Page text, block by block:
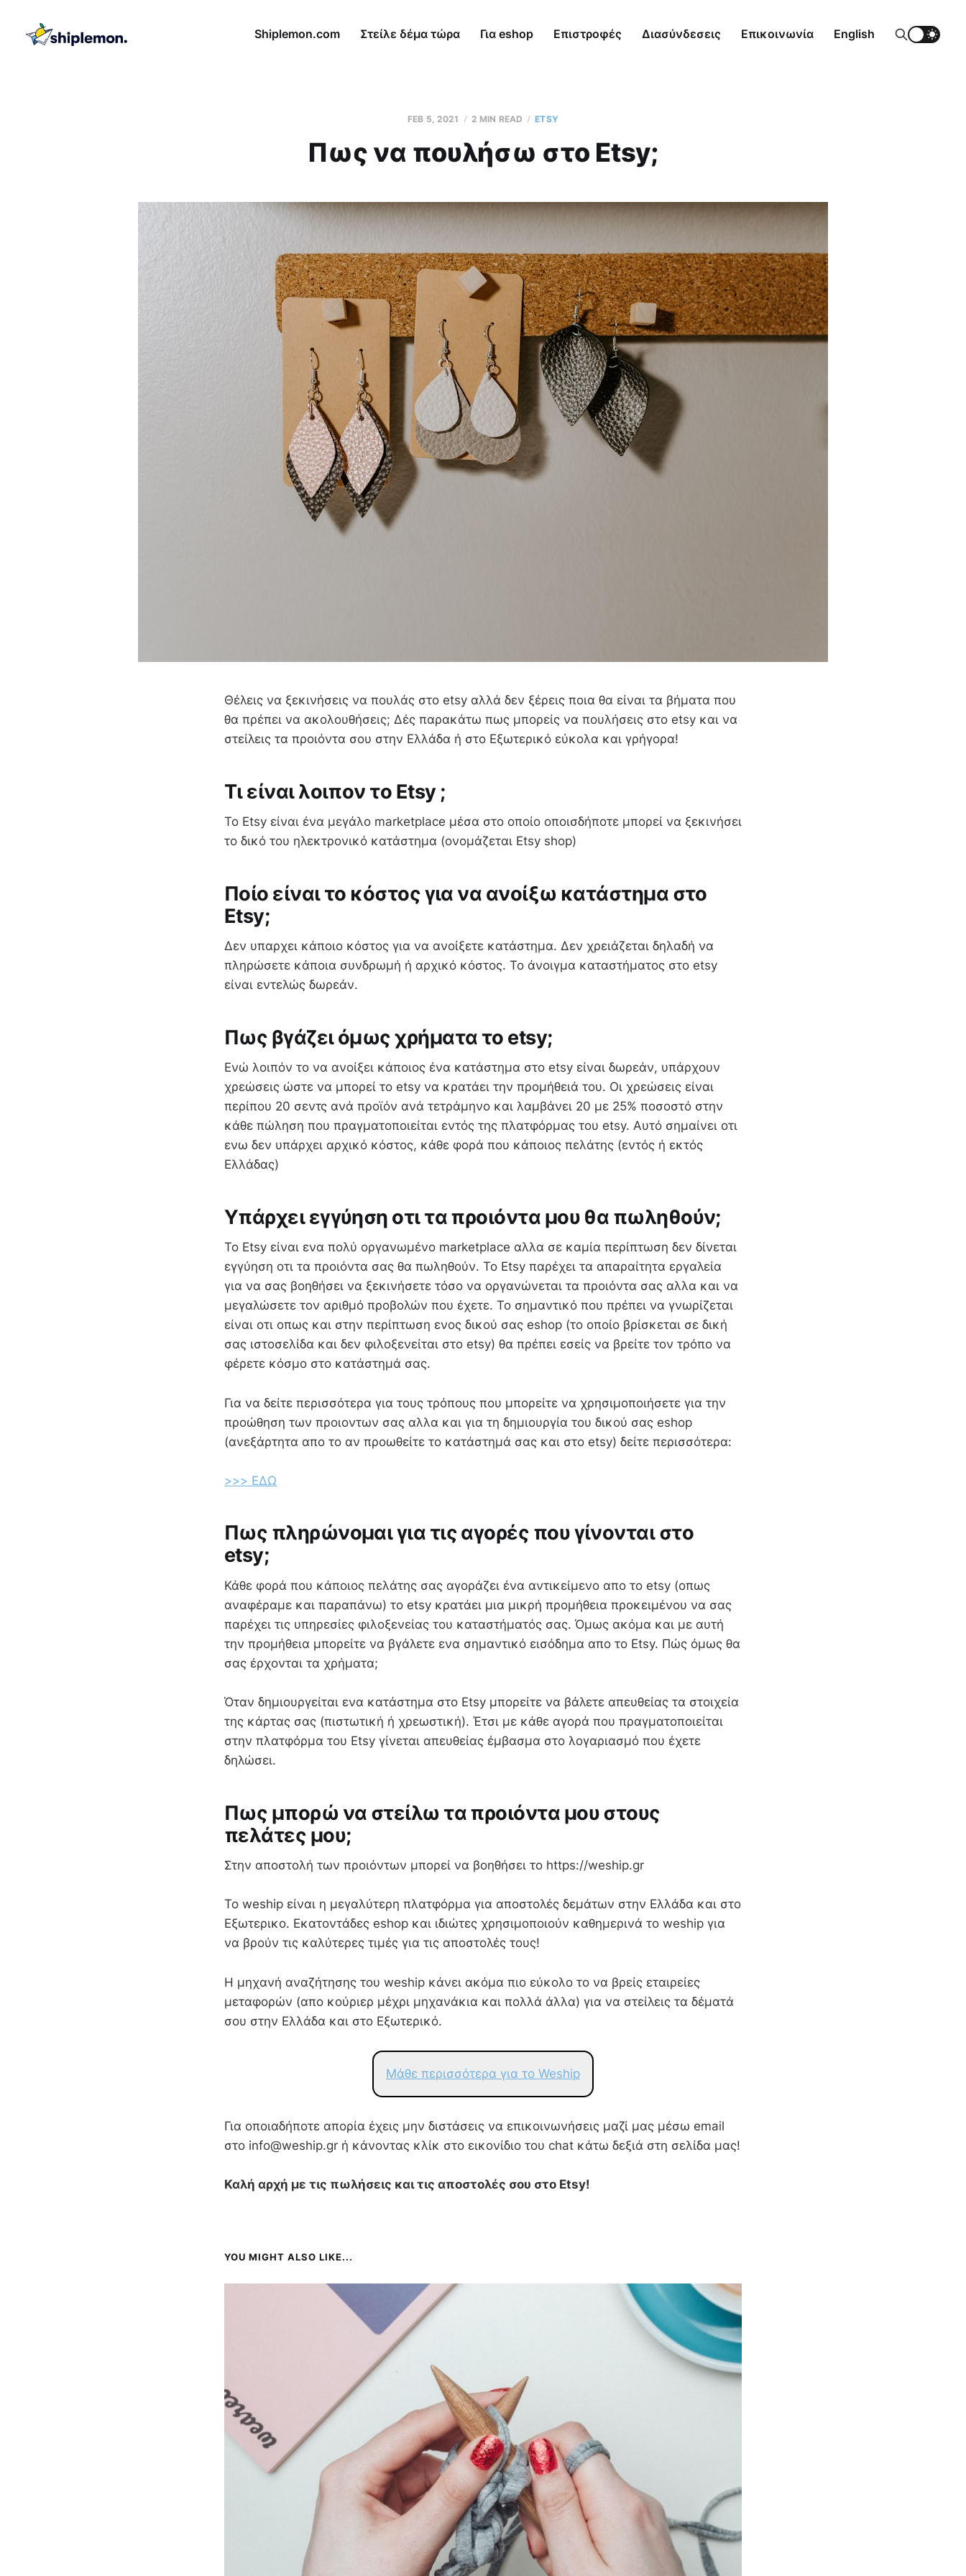
Shiplemon.com Στείλε δέμα τώρα Για eshop Επιστροφές Διασύνδεσεις Επικοινωνία English
FEB 5, 2021 2 MIN READ ETSY
Πως να πουλήσω στο Etsy;
Θέλεις να ξεκινήσεις να πουλάς στο etsy αλλά δεν ξέρεις ποια θα είναι τα βήματα που
θα πρέπει να ακολουθήσεις; Δές παρακάτω πως μπορείς να πουλήσεις στο etsy και να
στείλεις τα προιόντα σου στην Ελλάδα ή στο Εξωτερικό εύκολα και γρήγορα!
Τι είναι λοιπον το Etsy ;
Το Εtsy είναι ένα μεγάλο marketplace μέσα στο οποίο οποισδήποτε μπορεί να ξεκινήσει
το δικό του ηλεκτρονικό κατάστημα (ονομάζεται Etsy shop)
Ποίο είναι το κόστος για να ανοίξω κατάστημα στο
Etsy;
Δεν υπαρχει κάποιο κόστος για να ανοίξετε κατάστημα. Δεν χρειάζεται δηλαδή να
πληρώσετε κάποια συνδρωμή ή αρχικό κόστος. Το άνοιγμα καταστήματος στο etsy
είναι εντελώς δωρεάν.
Πως βγάζει όμως χρήματα το etsy;
Eνώ λοιπόν το να ανοίξει κάποιος ένα κατάστημα στο etsy είναι δωρεάν, υπάρχουν
χρεώσεις ώστε να μπορεί το etsy να κρατάει την προμήθειά του. Οι χρεώσεις είναι
περίπου 20 σεντς ανά προϊόν ανά τετράμηνο και λαμβάνει 20 με 25% ποσοστό στην
κάθε πώληση που πραγματοποιείται εντός της πλατφόρμας του etsy. Αυτό σημαίνει οτι
ενω δεν υπάρχει αρχικό κόστος, κάθε φορά που κάποιος πελάτης (εντός ή εκτός
Ελλάδας)
Υπάρχει εγγύηση οτι τα προιόντα μου θα πωληθούν;
Το Etsy είναι ενα πολύ οργανωμένο marketplace αλλα σε καμία περίπτωση δεν δίνεται
εγγύηση οτι τα προιόντα σας θα πωληθούν. Το Etsy παρέχει τα απαραίτητα εργαλεία
για να σας βοηθήσει να ξεκινήσετε τόσο να οργανώνεται τα προιόντα σας αλλα και να
μεγαλώσετε τον αριθμό προβολών που έχετε. Το σημαντικό που πρέπει να γνωρίζεται
είναι οτι οπως και στην περίπτωση ενος δικού σας eshop (το οποίο βρίσκεται σε δική
σας ιστοσελίδα και δεν φιλοξενείται στο etsy) θα πρέπει εσείς να βρείτε τον τρόπο να
φέρετε κόσμο στο κατάστημά σας.
Για να δείτε περισσότερα για τους τρόπους που μπορείτε να χρησιμοποιήσετε για την
προώθηση των προιοντων σας αλλα και για τη δημιουργία του δικού σας eshop
(ανεξάρτητα απο το αν προωθείτε το κατάστημά σας και στο etsy) δείτε περισσότερα:
>>> ΕΔΩ
Πως πληρώνομαι για τις αγορές που γίνονται στο
etsy;
Κάθε φορά που κάποιος πελάτης σας αγοράζει ένα αντικείμενο απο το etsy (οπως
αναφέραμε και παραπάνω) το etsy κρατάει μια μικρή προμήθεια προκειμένου να σας
παρέχει τις υπηρεσίες φιλοξενείας του καταστήματός σας. Όμως ακόμα και με αυτή
την προμήθεια μπορείτε να βγάλετε ενα σημαντικό εισόδημα απο το Etsy. Πώς όμως θα
σας έρχονται τα χρήματα;
Όταν δημιουργείται ενα κατάστημα στο Etsy μπορείτε να βάλετε απευθείας τα στοιχεία
της κάρτας σας (πιστωτική ή χρεωστική). Έτσι με κάθε αγορά που πραγματοποιείται
στην πλατφόρμα του Etsy γίνεται απευθείας έμβασμα στο λογαριασμό που έχετε
δηλώσει.
Πως μπορώ να στείλω τα προιόντα μου στους
πελάτες μου;
Στην αποστολή των προιόντων μπορεί να βοηθήσει το https://weship.gr
To weship είναι η μεγαλύτερη πλατφόρμα για αποστολές δεμάτων στην Ελλάδα και στο
Εξωτερικο. Εκατοντάδες eshop και ιδιώτες χρησιμοποιούν καθημερινά το weship για
να βρούν τις καλύτερες τιμές για τις αποστολές τους!
Η μηχανή αναζήτησης του weship κάνει ακόμα πιο εύκολο το να βρείς εταιρείες
μεταφορών (απο κούριερ μέχρι μηχανάκια και πολλά άλλα) για να στείλεις τα δέματά
σου στην Ελλάδα και στο Εξωτερικό.
Μάθε περισσότερα για το Weship
Για οποιαδήποτε απορία έχεις μην διστάσεις να επικοινωνήσεις μαζί μας μέσω email
στο info@weship.gr ή κάνοντας κλίκ στο εικονίδιο του chat κάτω δεξιά στη σελίδα μας!
Καλή αρχή με τις πωλήσεις και τις αποστολές σου στο Etsy!
YOU MIGHT ALSO LIKE...